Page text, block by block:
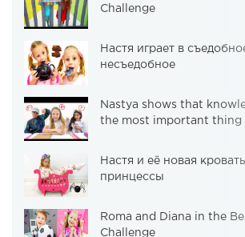
Challenge
Настя играет в
несъедобное
Nastya shows that
the most important thing
Настя и её новая
принцессы
Roma and Diana in the
Challenge